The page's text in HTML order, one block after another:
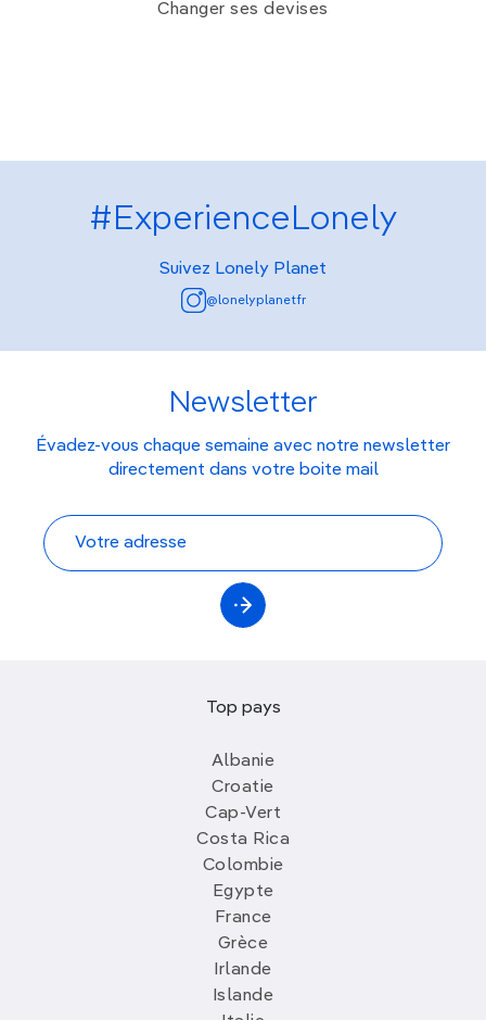
Changer ses devises
#ExperienceLonely
Suivez Lonely Planet
@lonelyplanetfr
Newsletter
Évadez-vous chaque semaine avec notre newsletter
directement dans votre boite mail
Top pays
Albanie
Croatie
Cap-Vert
Costa Rica
Colombie
Egypte
France
Grèce
Irlande
Islande